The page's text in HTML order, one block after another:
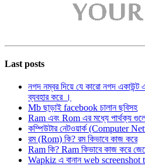
Last posts
নগদ নম্বর দিয়ে যে কারো নগদ
ব্যবহার করে ।
Mb ছাড়াই facebook চালান ছবিসহ
Ram এবং Rom এর মধ্যে পার্থক্য
কম্পিউটার নেটওয়ার্ক (Computer
রম (Rom) কি? রম কিভাবে কাজ করে
Ram কি? Ram কিভাবে কাজ করে
Wapkiz এ বানান web screenshot